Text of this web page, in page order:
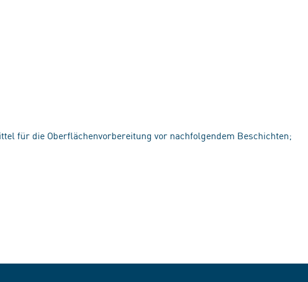
für die Oberflächenvorbereitung vor nachfolgendem Beschichten;